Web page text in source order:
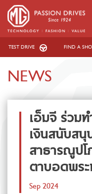
TEST DRIVE FIND A
NEWS
เอ็มจี ร่วม
เงินสนับส
สาธารณูปโ
ตาบอดพระ
Sep 2024